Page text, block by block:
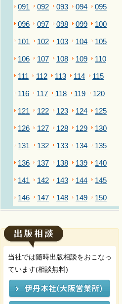
091 092 093 094 095
096 097 098 099 100
101 102 103 104 105
106 107 108 109 110
111 112 113 114 115
116 117 118 119 120
121 122 123 124 125
126 127 128 129 130
131 132 133 134 135
136 137 138 139 140
141 142 143 144 145
146 147 148 149 150
当社では随時出版相談をおこなっ
ています(相談無料)